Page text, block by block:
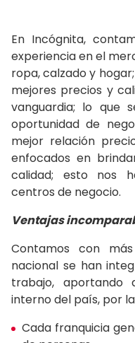
En Incógnita,
experiencia en el
ropa, calzado y
mejores precios y
vanguardia; lo que
oportunidad de
mejor relación
enfocados en
calidad; esto nos
centros de negocio.
Ventajas
Contamos con
nacional se han
trabajo, aportando
interno del país, por
Cada franquicia